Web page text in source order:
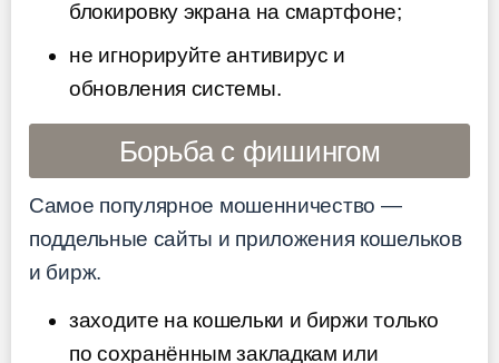
блокировку экрана на смартфоне;
не игнорируйте антивирус и
обновления системы.
Борьба с фишингом
Самое популярное мошенничество —
поддельные сайты и приложения кошельков
и бирж.
заходите на кошельки и биржи только
по сохранённым закладкам или